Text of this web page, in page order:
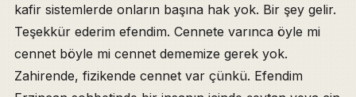
kafir sistemlerde onların başına hak yok. Bir şey gelir.
Teşekkür ederim efendim. Cennete varınca öyle mi
cennet böyle mi cennet dememize gerek yok.
Zahirende, fizikende cennet var çünkü. Efendim